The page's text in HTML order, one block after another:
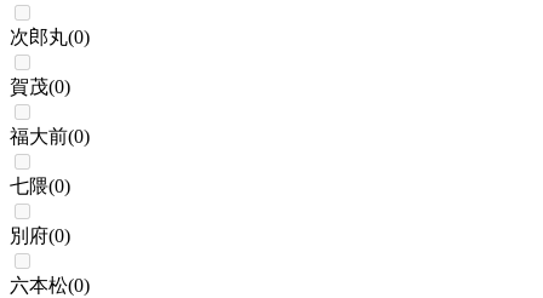
次郎丸(0)
賀茂(0)
福大前(0)
七隈(0)
別府(0)
六本松(0)